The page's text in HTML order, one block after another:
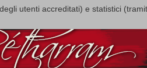
utenti accreditati) e statistici